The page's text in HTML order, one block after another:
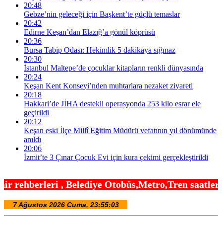
20:48
Gebze’nin geleceği için Başkent’te güçlü temaslar
20:42
Edirne Keşan’dan Elazığ’a gönül köprüsü
20:36
Bursa Tabip Odası: Hekimlik 5 dakikaya sığmaz
20:30
İstanbul Maltepe’de çocuklar kitapların renkli dünyasında
20:24
Keşan Kent Konseyi’nden muhtarlara nezaket ziyareti
20:18
Hakkari’de JİHA destekli operasyonda 253 kilo esrar ele
geçirildi
20:12
Keşan eski İlçe Millî Eğitim Müdürü vefatının yıl dönümünde
anıldı
20:06
İzmit’te 3 Çınar Çocuk Evi için kura çekimi gerçekleştirildi
, Belediye Otobüs,Metro,Tren saatleri